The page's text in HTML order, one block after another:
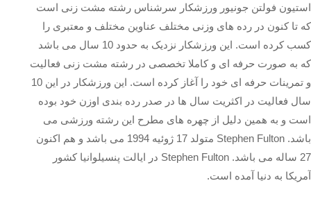
استیون فولتن جونیور ورزشکار سرشناس رشته مشت زنی است
که تا کنون در رده های وزنی مختلف عناوین مختلف و معتبری را
کسب کرده است. این ورزشکار نزدیک به حدود 10 سال می باشد
که به صورت حرفه ای و کاملا تخصصی در رشته مشت زنی فعالیت
و تمرینات حرفه ای خود را آغاز کرده است. این ورزشکار در این 10
سال فعالیت در اکثریت سال ها در صدر رده بندی اوزن خود بوده
است و به همین دلیل از چهره های مطرح این رشته ورزشی می
باشد. Stephen Fulton متولد 17 ژوئیه 1994 می باشد و هم اکنون
27 ساله می باشد. Stephen Fulton در ایالت پنسیلوانیا کشور
آمریکا به دنیا آمده است.